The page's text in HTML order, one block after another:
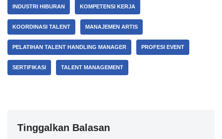
INDUSTRI HIBURAN KOMPETENSI KERJA
KOORDINASI TALENT MANAJEMEN ARTIS
PELATIHAN TALENT HANDLING MANAGER PROFESI EVENT
SERTIFIKASI TALENT MANAGEMENT
Tinggalkan Balasan